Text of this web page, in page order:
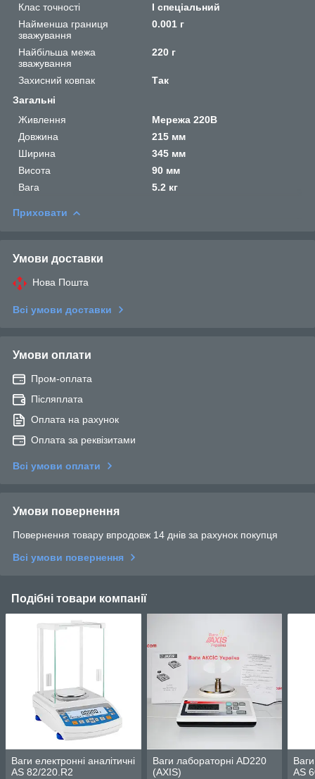
Клас точності
I спеціальний
Найменша границя
зважування
0.001 г
Найбільша межа
зважування
220 г
Захисний ковпак
Так
Загальні
Живлення
Мережа 220В
Довжина
215 мм
Ширина
345 мм
Висота
90 мм
Вага
5.2 кг
Приховати
Умови доставки
Нова Пошта
Всі умови доставки
Умови оплати
Пром-оплата
Післяплата
Оплата на рахунок
Оплата за реквізитами
Всі умови оплати
Умови повернення
Повернення товару впродовж 14 днів за рахунок покупця
Всі умови повернення
Подібні товари компанії
Ваги електронні аналітичні
АЅ 82/220.R2
Ваги лабораторні AD220
(АХIS)
AS